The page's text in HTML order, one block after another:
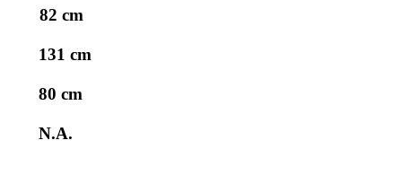
82 cm
131 cm
80 cm
N.A.